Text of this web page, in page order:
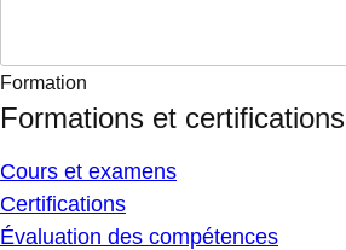
Formation
Formations et certifications
Cours et examens
Certifications
Évaluation des compétences